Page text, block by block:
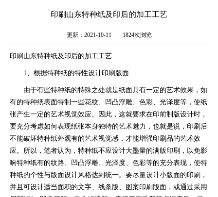
印刷山东特种纸及印后的加工工艺
更新：2021-10-11 1824次浏览
印刷山东特种纸及印后的加工工艺
1、根据特种纸的特性设计印刷版面
由于有些特种纸的特殊之处就是纸面具有一定的艺术效果，如
有的特种纸表面特制一些花纹、凹凸浮雕、色彩、光泽度等，使纸
张产生一定的艺术视觉效应。因此，这就要求在印前制版设计时，
要充分考虑如何表现纸张本身独特的艺术魅力，也就是说，印刷后
不能破坏特种纸外观有的艺术视觉感，才能增强印刷品的艺术效
应。所以，笔者认为，特种纸不应设计大墨量的满版印刷，以免影
响特种纸有的纹路、凹凸浮雕、光泽度、色彩等的充分表现，使特
种纸的个性与版面设计风格达到统一。要尽量设计小版面的印刷，
并且可设计适当面积的文字、线条版、图案印刷版面，或通过采用